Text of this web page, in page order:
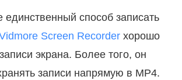
единственный способ записать
Screen Recorder хорошо
экрана. Более того, он
записи напрямую в MP4.